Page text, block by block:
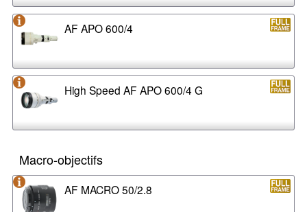
AF APO 600/4
High Speed AF APO 600/4 G
Macro-objectifs
AF MACRO 50/2.8